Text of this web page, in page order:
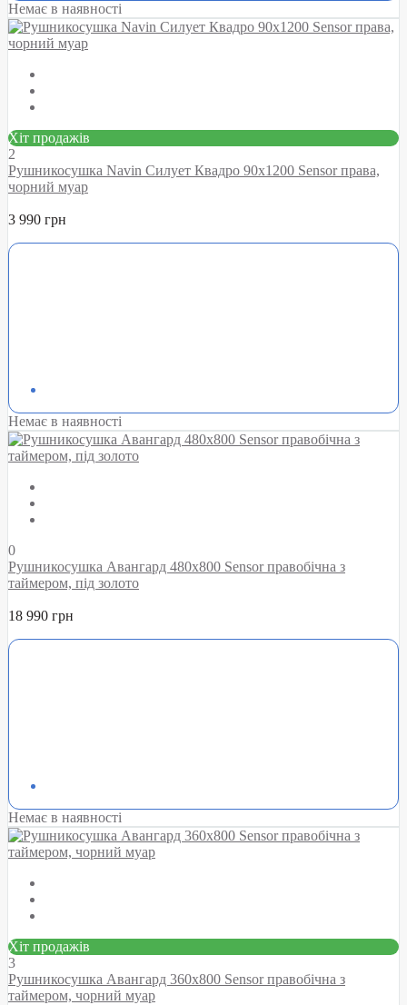
Немає в наявності
Хіт продажів
2
Рушникосушка Navin Силует Квадро 90х1200 Sensor права,
чорний муар
3 990 грн
Немає в наявності
0
Рушникосушка Авангард 480х800 Sensor правобічна з
таймером, під золото
18 990 грн
Немає в наявності
Хіт продажів
3
Рушникосушка Авангард 360х800 Sensor правобічна з
таймером, чорний муар